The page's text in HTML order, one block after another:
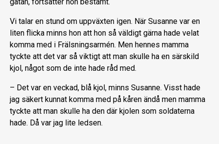
gatan, fortsätter hon bestämt.
Vi talar en stund om uppväxten igen. När Susanne var en
liten flicka minns hon att hon så väldigt gärna hade velat
komma med i Frälsningsarmén. Men hennes mamma
tyckte att det var så viktigt att man skulle ha en särskild
kjol, något som de inte hade råd med.
– Det var en veckad, blå kjol, minns Susanne. Visst hade
jag säkert kunnat komma med på kåren ändå men mamma
tyckte att man skulle ha den där kjolen som soldaterna
hade. Då var jag lite ledsen.